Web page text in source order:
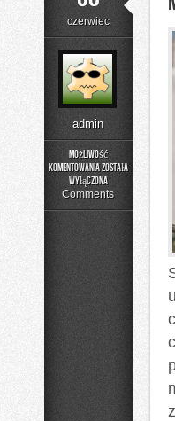
czerwiec
admin
Możliwość
komentowania
Catering
została
wyłączona
Comments